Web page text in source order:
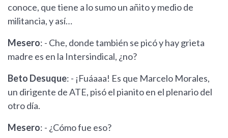
conoce, que tiene a lo sumo un añito y medio de
militancia, y así…
Mesero: - Che, donde también se picó y hay grieta
madre es en la Intersindical, ¿no?
Beto Desuque: - ¡Fuáaaa! Es que Marcelo Morales,
un dirigente de ATE, pisó el pianito en el plenario del
otro día.
Mesero: - ¿Cómo fue eso?